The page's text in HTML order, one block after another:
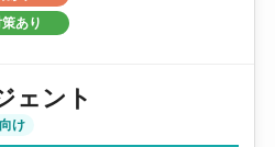
あり
ェント
け